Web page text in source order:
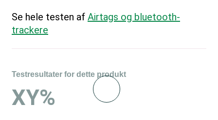
Se hele testen af Airtags og bluetooth-
trackere
Testresultater for dette produkt
XY%